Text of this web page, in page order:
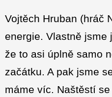
Vojtěch Hruban (hráč
energie. Vlastně
že to asi úplně samo
začátku. A pak jsme
máme víc. Naštěstí